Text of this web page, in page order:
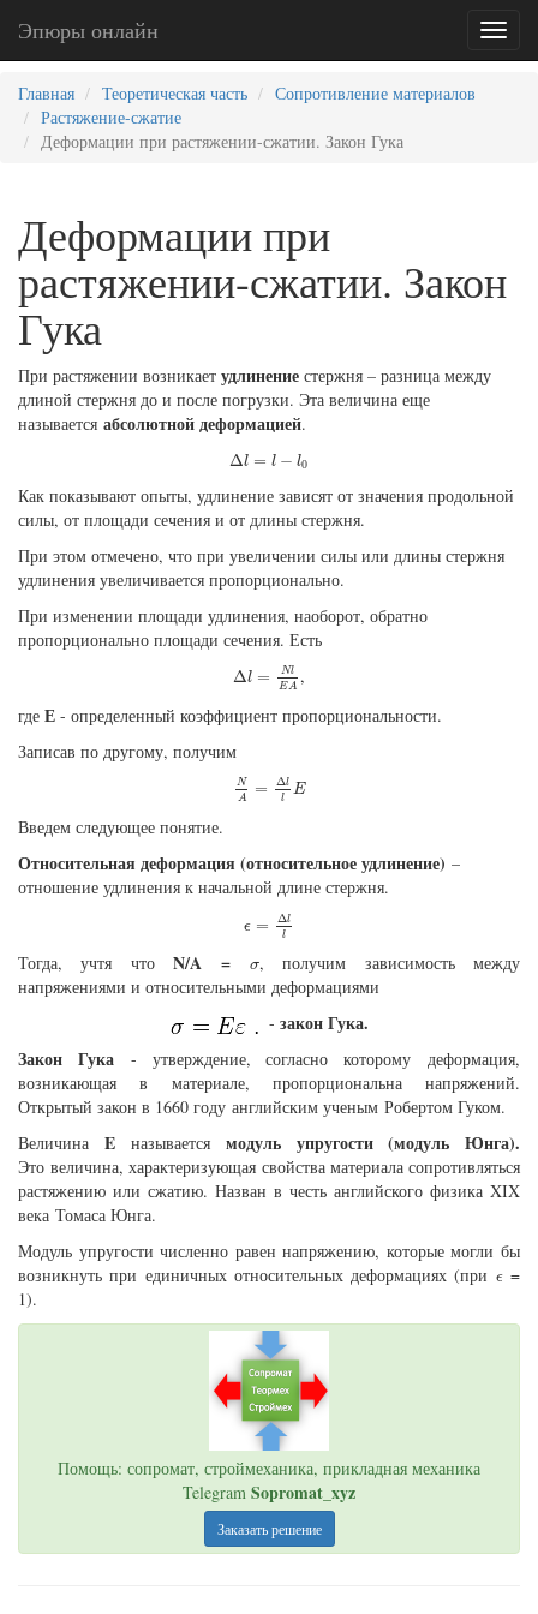
Toggle
Эпюры онлайн
Главная Теоретическая часть
Сопротивление материалов
Растяжение-сжатие
Деформации при растяжении-сжатии. Закон Гука
Деформации при
растяжении-сжатии. Закон
Гука
При растяжении возникает удлинение стержня – разница между
длиной стержня до и после погрузки. Эта величина еще
называется абсолютной деформацией.
Δl = l − l0
Δ l= l0
Как показывают опыты, удлинение зависят от значения продольной
силы, от площади сечения и от длины стержня.
При этом отмечено, что при увеличении силы или длины стержня
удлинения увеличивается пропорционально.
При изменении площади удлинения, наоборот, обратно
пропорционально площади сечения. Есть
Δl = Nl
EA
Δ l= EA ,
где Е - определенный коэффициент пропорциональности.
Записав по другому, получим
N
A
= Δl
l
E
NA llE
Введем следующее понятие.
Относительная деформация (относительное удлинение) –
отношение удлинения к начальной длине стержня.
ϵ = Δl
l
l
Тогда, учтя чтоN/A = σ
σ, получим зависимость между
напряжениями и относительными деформациями
- закон Гука.
Закон Гука- утверждение, согласно которому деформация,
возникающая в материале, пропорциональна напряжений.
Открытый закон в 1660 году английским ученым Робертом Гуком.
Величина Eназываетсямодуль упругости (модуль Юнга).
Это величина, характеризующая свойства материала сопротивляться
растяжению или сжатию. Назван в честь английского физика XIX
века Томаса Юнга.
Модуль упругости численно равен напряжению, которые могли бы
возникнуть при единичных относительных деформациях (при
ϵ
ϵ=
1).
Помощь: сопромат, строймеханика, прикладная механика
Telegram Sopromat_xyz
Заказать решение